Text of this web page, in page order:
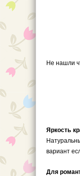
Не нашли
Яркость
вариант
Для